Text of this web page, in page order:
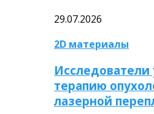
29.07.2026
2D материалы
терапию
лазерной